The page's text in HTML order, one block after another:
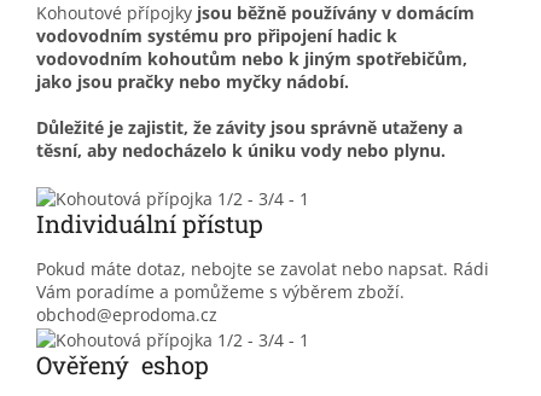
Kohoutové přípojky jsou běžně používány v domácím
vodovodním systému pro připojení hadic k
vodovodním kohoutům nebo k jiným spotřebičům,
jako jsou pračky nebo myčky nádobí.
Důležité je zajistit, že závity jsou správně utaženy a
těsní, aby nedocházelo k úniku vody nebo plynu.
Individuální přístup
Pokud máte dotaz, nebojte se zavolat nebo napsat. Rádi
Vám poradíme a pomůžeme s výběrem zboží.
obchod@eprodoma.cz
Ověřený eshop